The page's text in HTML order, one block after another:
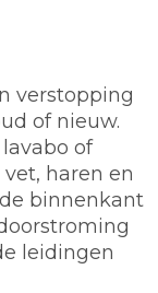
verstopping
of nieuw.
of
haren en
binnenkant
leidingen